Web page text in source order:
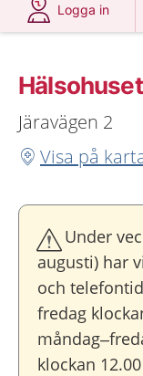
Logga in
Järavägen 2
Visa på
Under
augusti) har
och
fredag
klockan